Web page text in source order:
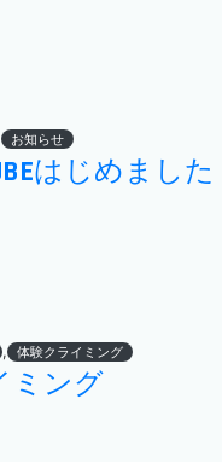
お知らせ
はじめました
, 体験クライミング
ミング